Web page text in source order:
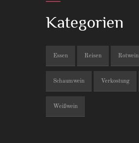
Kategorien
Essen Reisen Rotwein
Schaumwein Verkostung
Weißwein